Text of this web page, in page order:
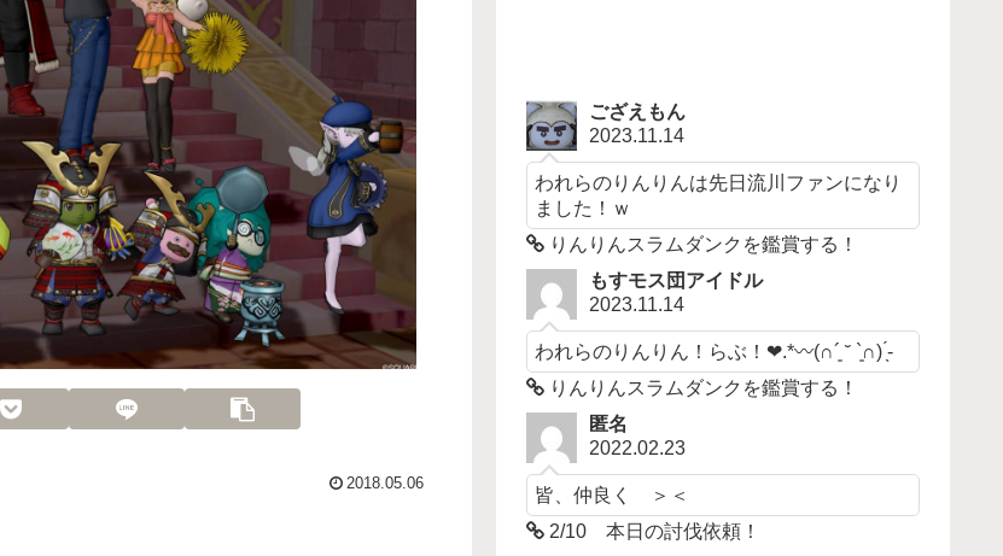
2018.05.06
ござえもん
2023.11.14
われらのりんりんは先日流川ファンになり
ました！ｗ
りんりんスラムダンクを鑑賞する！
もすモス団アイドル
2023.11.14
われらのりんりん！らぶ！❤︎.*〰︎︎‪(∩´͈ ˘ `͈∩)︎ ̖́-‬
りんりんスラムダンクを鑑賞する！
匿名
2022.02.23
皆、仲良く ＞＜
2/10 本日の討伐依頼！